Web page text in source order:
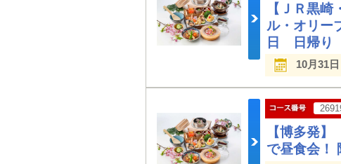
【ＪＲ黒
ル・オリー
日 日帰り
10月31
【博多発
で昼食会！